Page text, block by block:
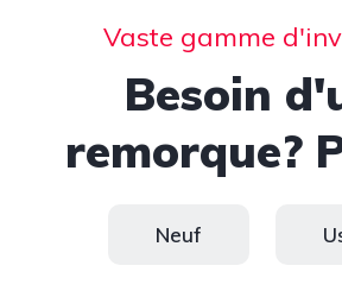
Vaste gamme
Besoin
remorque?
Neuf